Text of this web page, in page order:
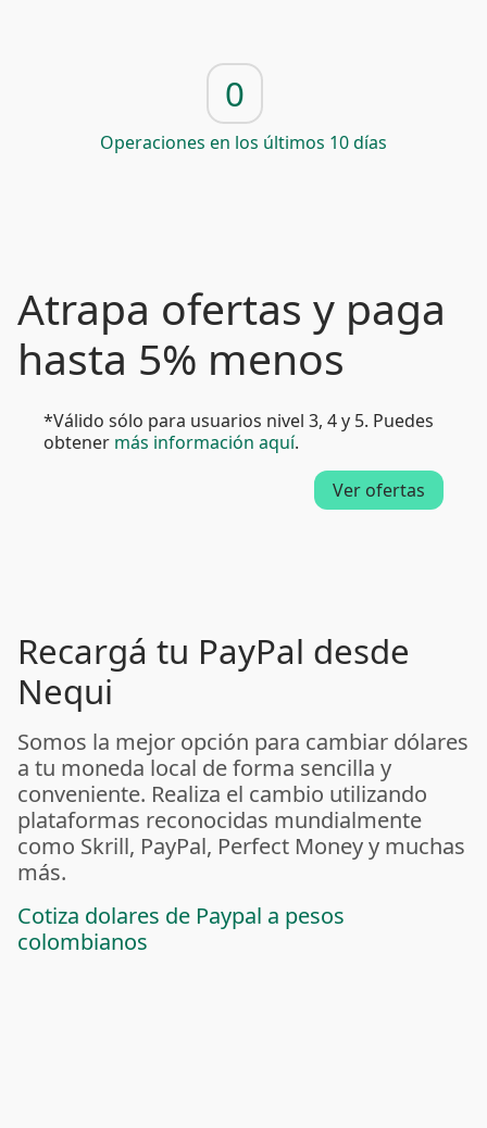
0
Operaciones en los últimos 10 días
Atrapa ofertas y paga
hasta 5% menos
*Válido sólo para usuarios nivel 3, 4 y 5. Puedes
obtener más información aquí.
Ver ofertas
Recargá tu PayPal desde
Nequi
Somos la mejor opción para cambiar dólares
a tu moneda local de forma sencilla y
conveniente. Realiza el cambio utilizando
plataformas reconocidas mundialmente
como Skrill, PayPal, Perfect Money y muchas
más.
Cotiza dolares de Paypal a pesos
colombianos